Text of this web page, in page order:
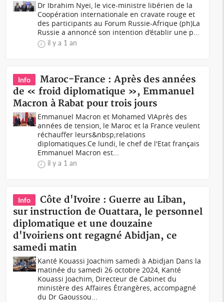
Dr Ibrahim Nyei, le vice-ministre libérien de la
Coopération internationale en cravate rouge et
des participants au Forum Russie-Afrique (ph)La
Russie a annoncé son intention d’établir une p...
il y a 1 an
Info
Maroc-France : Après des années
de « froid diplomatique », Emmanuel
Macron à Rabat pour trois jours
Emmanuel Macron et Mohamed VIAprès des
années de tension, le Maroc et la France veulent
réchauffer leurs&nbsp;relations
diplomatiques.Ce lundi, le chef de l'Etat français
Emmanuel Macron est...
il y a 1 an
Info
Côte d'Ivoire : Guerre au Liban,
sur instruction de Ouattara, le personnel
diplomatique et une douzaine
d'Ivoiriens ont regagné Abidjan, ce
samedi matin
Kanté Kouassi Joachim samedi à Abidjan Dans la
matinée du samedi 26 octobre 2024, Kanté
Kouassi Joachim, Directeur de Cabinet du
ministère des Affaires Étrangères, accompagné
du Dr Gaoussou...